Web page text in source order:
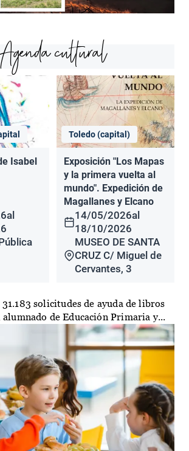
cultural
Isabel
al
Toledo (capital)
Exposición "Los Mapas
y la primera vuelta al
mundo". Expedición de
Magallanes y Elcano
14/05/2026al
18/10/2026
MUSEO DE SANTA
CRUZ C/ Miguel de
Cervantes, 3
solicitudes de ayuda de libros
de Educación Primaria y...